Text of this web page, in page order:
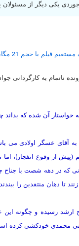
از مسئولان پرونده نیز در سال
فیلم با حجم 21 مگابایت
ناتمام به
خواستار آن شده که
آقای عسگر اولادی می
از وقوع انفجار)، اما
که در دهه شصت با
تا دهان منتقدین را
رسیده و چگونه این
محمدی خودکشی کرده